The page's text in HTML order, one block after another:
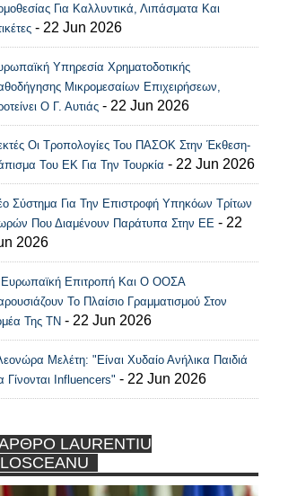
Για Καλλυντικά, Λιπάσματα Και
- 22 Jun 2026
Υπηρεσία Χρηματοδοτικής
Μικρομεσαίων Επιχειρήσεων,
Ο Γ. Αυτιάς - 22 Jun 2026
Οι Τροπολογίες Του ΠΑΣΟΚ Στην Έκθεση-
Του ΕΚ Για Την Τουρκία - 22 Jun 2026
Σύστημα Για Την Επιστροφή Υπηκόων Τρίτων
Που Διαμένουν Παράτυπα Στην ΕΕ - 22
2026
Επιτροπή Και Ο ΟΟΣΑ
Το Πλαίσιο Γραμματισμού Στον
Της ΤΝ - 22 Jun 2026
Μελέτη: "Είναι Χυδαίο Ανήλικα Παιδιά
Γίνονται Influencers" - 22 Jun 2026
LAURENTIU